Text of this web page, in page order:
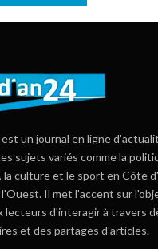
un journal en ligne
sujets variés comme la
la culture et le sport en Côte
Il met l'accent sur
lecteurs d'interagir à travers
et des partages d'articles.